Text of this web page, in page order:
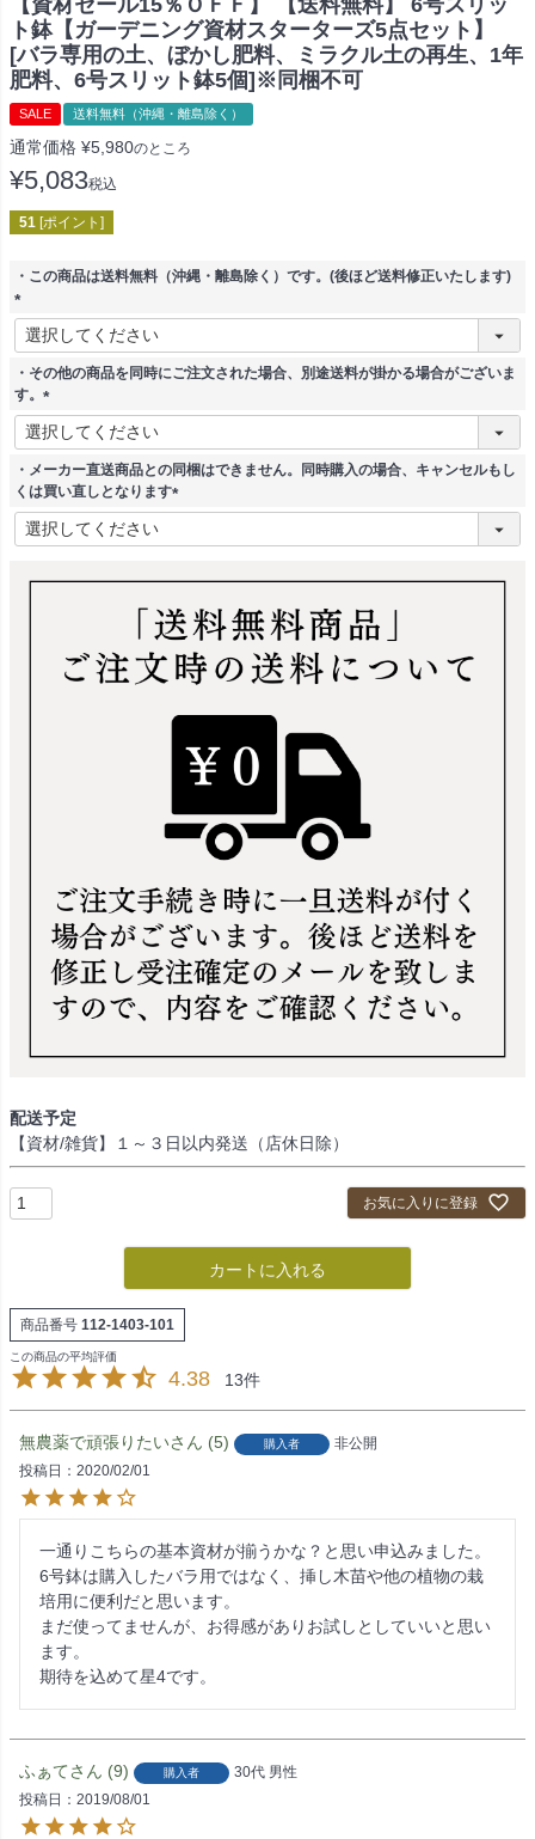
【資材セール15％ＯＦＦ】 【送料無料】 6号スリッ
ト鉢【ガーデニング資材スターターズ5点セット】
[バラ専用の土、ぼかし肥料、ミラクル土の再生、1年
肥料、6号スリット鉢5個]※同梱不可
SALE 送料無料（沖縄・離島除く）
通常価格 ¥5,980のところ
¥5,083税込
51 [ポイント]
・この商品は送料無料（沖縄・離島除く）です。(後ほど送料修正いたします)
(
必
須
)
・その他の商品を同時にご注文された場合、別途送料が掛かる場合がございま
す。
(
必
須
)
・メーカー直送商品との同梱はできません。同時購入の場合、キャンセルもし
くは買い直しとなります
(
)
配送予定
【資材/雑貨】１～３日以内発送（店休日除）
お気に入りに登録
カートに入れる
商品番号 112-1403-101
4.38 13
無農薬で頑張りたい 5 購入者
非公開
投稿日
2020/02/01
一通りこちらの基本資材が揃うかな？と思い申込みました。
6号鉢は購入したバラ用ではなく、挿し木苗や他の植物の栽
培用に便利だと思います。
まだ使ってませんが、お得感がありお試しとしていいと思い
ます。
期待を込めて星4です。
ふぁて 9 購入者 30代 男性
投稿日
2019/08/01